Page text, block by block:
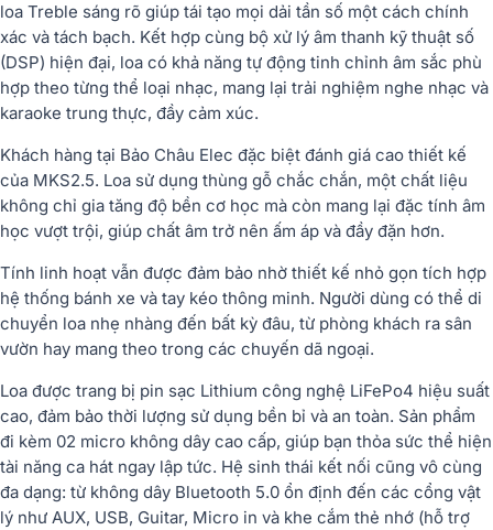
loa Treble sáng rõ giúp tái tạo mọi dải tần số một cách chính
xác và tách bạch. Kết hợp cùng bộ xử lý âm thanh kỹ thuật số
(DSP) hiện đại, loa có khả năng tự động tinh chỉnh âm sắc phù
hợp theo từng thể loại nhạc, mang lại trải nghiệm nghe nhạc và
karaoke trung thực, đầy cảm xúc.
Khách hàng tại Bảo Châu Elec đặc biệt đánh giá cao thiết kế
của MKS2.5. Loa sử dụng thùng gỗ chắc chắn, một chất liệu
không chỉ gia tăng độ bền cơ học mà còn mang lại đặc tính âm
học vượt trội, giúp chất âm trở nên ấm áp và đầy đặn hơn.
Tính linh hoạt vẫn được đảm bảo nhờ thiết kế nhỏ gọn tích hợp
hệ thống bánh xe và tay kéo thông minh. Người dùng có thể di
chuyển loa nhẹ nhàng đến bất kỳ đâu, từ phòng khách ra sân
vườn hay mang theo trong các chuyến dã ngoại.
Loa được trang bị pin sạc Lithium công nghệ LiFePo4 hiệu suất
cao, đảm bảo thời lượng sử dụng bền bỉ và an toàn. Sản phẩm
đi kèm 02 micro không dây cao cấp, giúp bạn thỏa sức thể hiện
tài năng ca hát ngay lập tức. Hệ sinh thái kết nối cũng vô cùng
đa dạng: từ không dây Bluetooth 5.0 ổn định đến các cổng vật
lý như AUX, USB, Guitar, Micro in và khe cắm thẻ nhớ (hỗ trợ